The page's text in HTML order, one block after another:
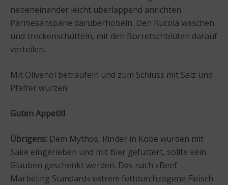
nebeneinander leicht überlappend anrichten.
Parmesanspäne darüberhobeln. Den Rucola waschen
und trockenschütteln, mit den Borretschblüten darauf
verteilen.
Mit Olivenöl beträufeln und zum Schluss mit Salz und
Pfeffer würzen.
Guten Appetit!
Übrigens: Dem Mythos, Rinder in Kobe würden mit
Sake eingerieben und mit Bier gefüttert, sollte kein
Glauben geschenkt werden. Das nach »Beef
Marbeling Standard« extrem fettdurchzogene Fleisch